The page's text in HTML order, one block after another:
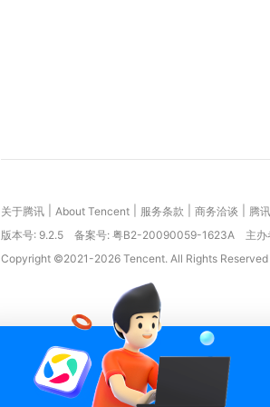
关于腾讯 About Tencent 服务条款 商务洽谈 腾
版本号: 9.2.5 备案号: 粤B2-20090059-1623A
主
Copyright ©2021-2026 Tencent. All Rights Reserved